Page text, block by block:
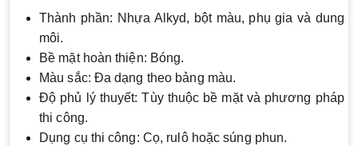
Thành phần: Nhựa Alkyd, bột màu, phụ gia và dung
môi.
Bề mặt hoàn thiện: Bóng.
Màu sắc: Đa dạng theo bảng màu.
Độ phủ lý thuyết: Tùy thuộc bề mặt và phương pháp
thi công.
Dụng cụ thi công: Cọ, rulô hoặc súng phun.